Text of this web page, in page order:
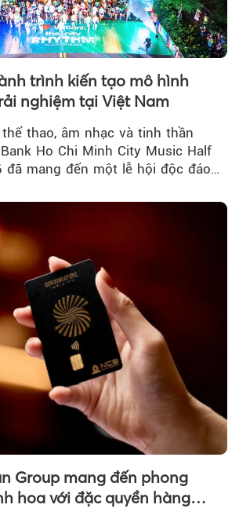
trình kiến tạo mô hình
nghiệm tại Việt Nam
thao, âm nhạc và tinh thần
Ho Chi Minh City Music Half
đã mang đến một lễ hội độc đáo
Group mang đến phong
hoa với đặc quyền hàng